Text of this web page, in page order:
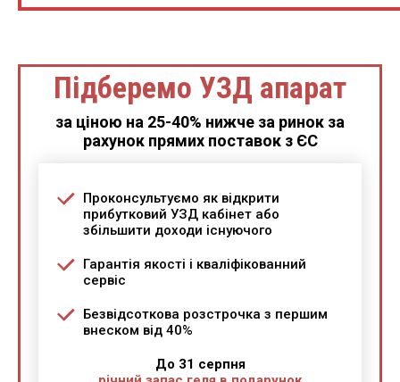
Підберемо УЗД апарат
за ціною на 25-40% нижче за ринок за
рахунок прямих поставок з ЄС
Проконсультуємо як відкрити
прибутковий УЗД кабінет або
збільшити доходи існуючого
Гарантія якості і кваліфікованний
сервіс
Безвідсоткова розстрочка з першим
внеском від 40%
До 31 серпня